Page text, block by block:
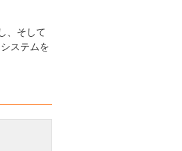
、そして
ステムを